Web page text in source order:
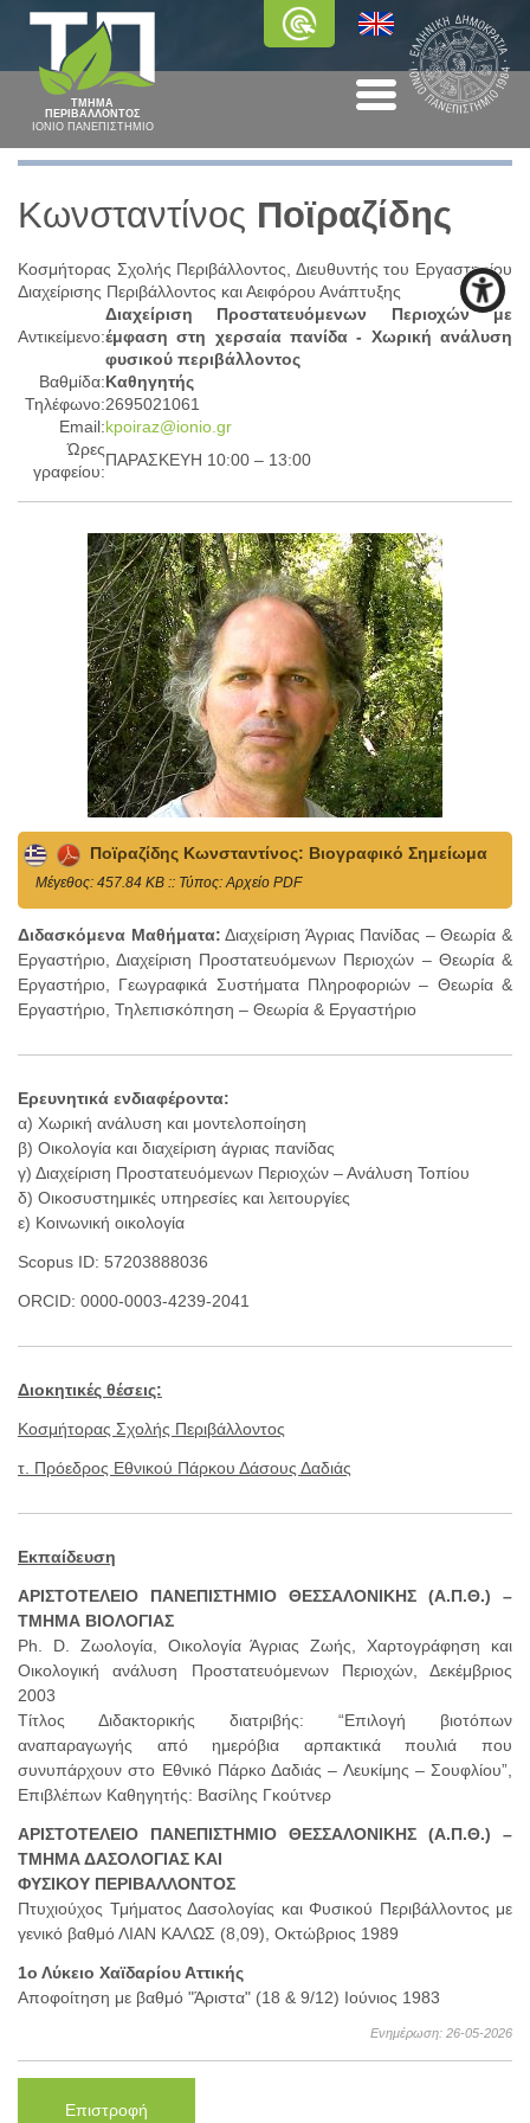
ΤΜΗΜΑ
ΠΕΡΙΒΑΛΛΟΝΤΟΣ
ΙΟΝΙΟ ΠΑΝΕΠΙΣΤΗΜΙΟ
Κωνσταντίνος Ποϊραζίδης
Κοσμήτορας Σχολής Περιβάλλοντος, Διευθυντής του Εργαστηρίου
Διαχείρισης Περιβάλλοντος και Αειφόρου Ανάπτυξης
Αντικείμενο:
Διαχείριση Προστατευόμενων Περιοχών με
έμφαση στη χερσαία πανίδα - Χωρική ανάλυση
φυσικού περιβάλλοντος
Βαθμίδα:Καθηγητής
Τηλέφωνο:2695021061
Email:kpoiraz@ionio.gr
Ώρες
γραφείου:
ΠΑΡΑΣΚΕΥΗ 10:00 – 13:00
Ποϊραζίδης Κωνσταντίνος: Βιογραφικό Σημείωμα
Mέγεθος: 457.84 KB :: Τύπος: Αρχείο PDF
Διδασκόμενα Μαθήματα: Διαχείριση Άγριας Πανίδας – Θεωρία &
Εργαστήριο, Διαχείριση Προστατευόμενων Περιοχών – Θεωρία &
Εργαστήριο, Γεωγραφικά Συστήματα Πληροφοριών – Θεωρία &
Εργαστήριο, Τηλεπισκόπηση – Θεωρία & Εργαστήριο
Ερευνητικά ενδιαφέροντα:
α) Χωρική ανάλυση και μοντελοποίηση
β) Οικολογία και διαχείριση άγριας πανίδας
γ) Διαχείριση Προστατευόμενων Περιοχών – Ανάλυση Τοπίου
δ) Οικοσυστημικές υπηρεσίες και λειτουργίες
ε) Κοινωνική οικολογία
Scopus ID: 57203888036
ORCID: 0000-0003-4239-2041
Διοκητικές θέσεις:
Κοσμήτορας Σχολής Περιβάλλοντος
τ. Πρόεδρος Εθνικού Πάρκου Δάσους Δαδιάς
Εκπαίδευση
ΑΡΙΣΤΟΤΕΛΕΙΟ ΠΑΝΕΠΙΣΤΗΜΙΟ ΘΕΣΣΑΛΟΝΙΚΗΣ (Α.Π.Θ.) –
ΤΜΗΜΑ ΒΙΟΛΟΓΙΑΣ
Ph. D. Ζωολογία, Οικολογία Άγριας Ζωής, Χαρτογράφηση και
Οικολογική ανάλυση Προστατευόμενων Περιοχών, Δεκέμβριος
2003
Τίτλος Διδακτορικής διατριβής: “Επιλογή βιοτόπων
αναπαραγωγής από ημερόβια αρπακτικά πουλιά που
συνυπάρχουν στο Εθνικό Πάρκο Δαδιάς – Λευκίμης – Σουφλίου”,
Επιβλέπων Καθηγητής: Βασίλης Γκούτνερ
ΑΡΙΣΤΟΤΕΛΕΙΟ ΠΑΝΕΠΙΣΤΗΜΙΟ ΘΕΣΣΑΛΟΝΙΚΗΣ (Α.Π.Θ.) –
ΤΜΗΜΑ ΔΑΣΟΛΟΓΙΑΣ ΚΑΙ
ΦΥΣΙΚΟΥ ΠΕΡΙΒΑΛΛΟΝΤΟΣ
Πτυχιούχος Τμήματος Δασολογίας και Φυσικού Περιβάλλοντος με
γενικό βαθμό ΛΙΑΝ ΚΑΛΩΣ (8,09), Οκτώβριος 1989
1ο Λύκειο Χαϊδαρίου Αττικής
Αποφοίτηση με βαθμό "Άριστα" (18 & 9/12) Ιούνιος 1983
Ενημέρωση: 26-05-2026
Επιστροφή